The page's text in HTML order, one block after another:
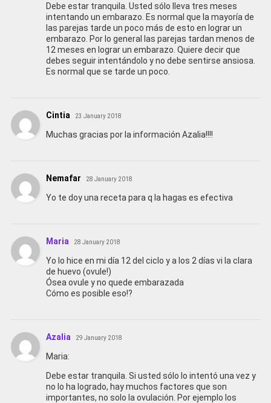
Debe estar tranquila. Usted sólo lleva tres meses
intentando un embarazo. Es normal que la mayoría de
las parejas tarde un poco más de esto en lograr un
embarazo. Por lo general las parejas tardan menos de
12 meses en lograr un embarazo. Quiere decir que
debes seguir intentándolo y no debe sentirse ansiosa.
Es normal que se tarde un poco.
Cintia 23 January 2018
Muchas gracias por la información Azalia!!!!
Nemafar 28 January 2018
Yo te doy una receta para q la hagas es efectiva
Maria 28 January 2018
Yo lo hice en mi día 12 del ciclo y a los 2 días vi la clara
de huevo (ovule!)
Ósea ovule y no quede embarazada
Cómo es posible eso!?
Azalia 29 January 2018
Maria:
Debe estar tranquila. Si usted sólo lo intentó una vez y
no lo ha logrado, hay muchos factores que son
importantes, no solo la ovulación. Por ejemplo los